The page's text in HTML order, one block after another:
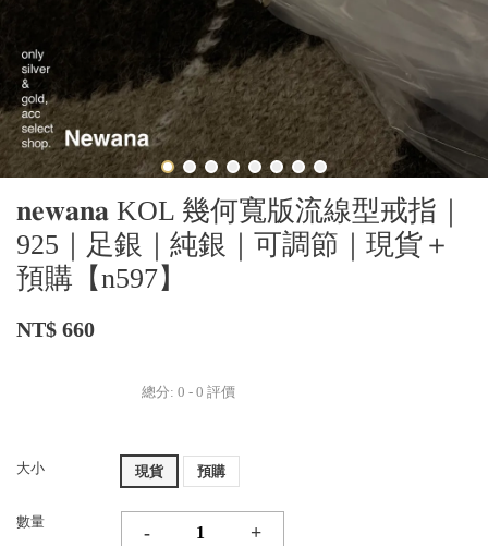
𝐧𝐞𝐰𝐚𝐧𝐚 KOL 幾何寬版流線型戒指｜
925｜足銀｜純銀｜可調節｜現貨＋
預購【n597】
NT$ 660
總分: 0 - 0 評價
大小 現貨 預購
數量
- +